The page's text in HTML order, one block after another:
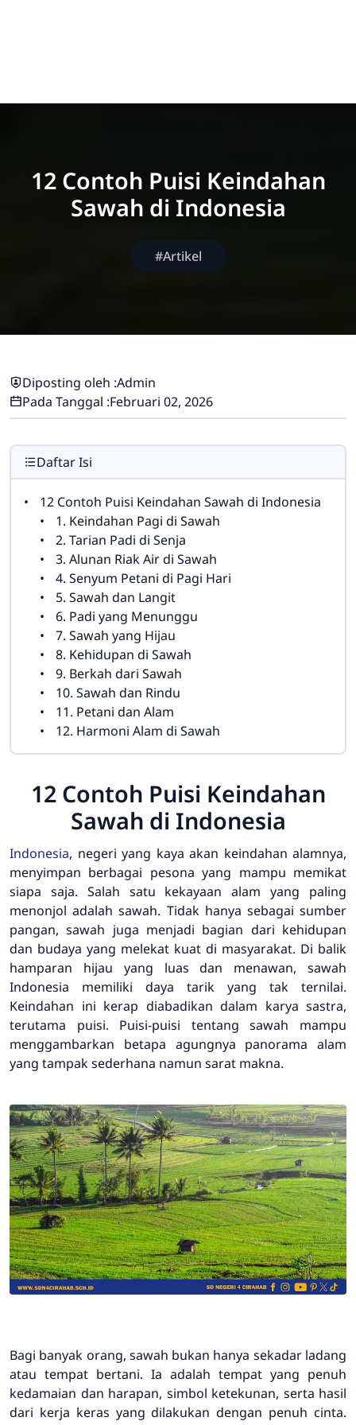
12 Contoh Puisi Keindahan
Sawah di Indonesia
#Artikel
Diposting oleh :Admin
Pada Tanggal :Februari 02, 2026
Daftar Isi
12 Contoh Puisi Keindahan Sawah di Indonesia
1. Keindahan Pagi di Sawah
2. Tarian Padi di Senja
3. Alunan Riak Air di Sawah
4. Senyum Petani di Pagi Hari
5. Sawah dan Langit
6. Padi yang Menunggu
7. Sawah yang Hijau
8. Kehidupan di Sawah
9. Berkah dari Sawah
10. Sawah dan Rindu
11. Petani dan Alam
12. Harmoni Alam di Sawah
12 Contoh Puisi Keindahan
Sawah di Indonesia
Indonesia, negeri yang kaya akan keindahan alamnya,
menyimpan berbagai pesona yang mampu memikat
siapa saja. Salah satu kekayaan alam yang paling
menonjol adalah sawah. Tidak hanya sebagai sumber
pangan, sawah juga menjadi bagian dari kehidupan
dan budaya yang melekat kuat di masyarakat. Di balik
hamparan hijau yang luas dan menawan, sawah
Indonesia memiliki daya tarik yang tak ternilai.
Keindahan ini kerap diabadikan dalam karya sastra,
terutama puisi. Puisi-puisi tentang sawah mampu
menggambarkan betapa agungnya panorama alam
yang tampak sederhana namun sarat makna.
Bagi banyak orang, sawah bukan hanya sekadar ladang
atau tempat bertani. Ia adalah tempat yang penuh
kedamaian dan harapan, simbol ketekunan, serta hasil
dari kerja keras yang dilakukan dengan penuh cinta.